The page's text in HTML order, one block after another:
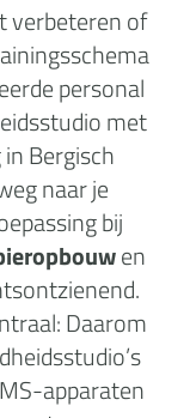
verbeteren of
personal
met
Bergisch
naar je
bij
en
Daarom
apparaten